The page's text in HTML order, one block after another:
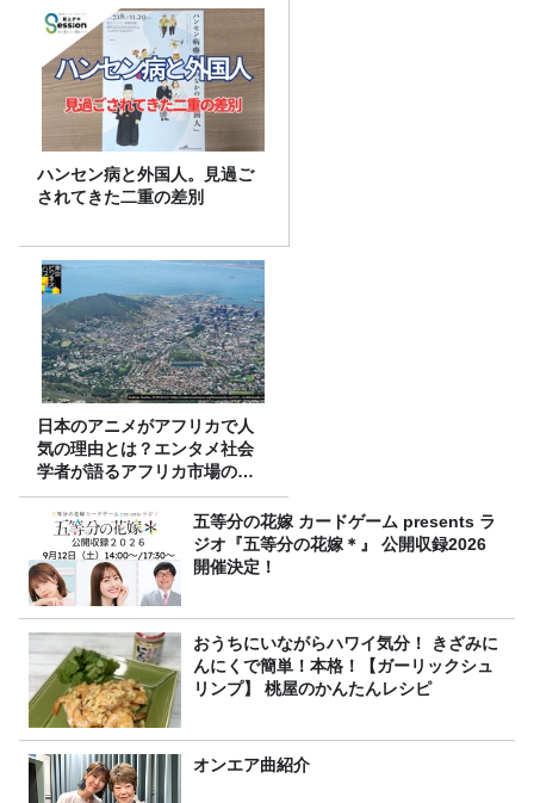
ハンセン病と外国人。見過ご
されてきた二重の差別
日本のアニメがアフリカで人
気の理由とは？エンタメ社会
学者が語るアフリカ市場のリ
アル
五等分の花嫁 カードゲーム presents ラ
ジオ『五等分の花嫁＊』 公開収録2026
開催決定！
おうちにいながらハワイ気分！ きざみに
んにくで簡単！本格！【ガーリックシュ
リンプ】 桃屋のかんたんレシピ
オンエア曲紹介